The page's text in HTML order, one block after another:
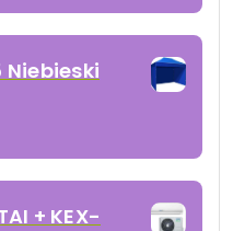
+ KEX-